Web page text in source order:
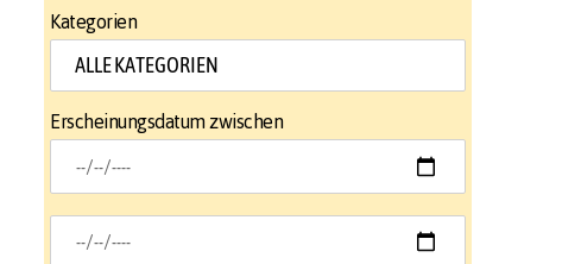
Kategorien
Erscheinungsdatum zwischen